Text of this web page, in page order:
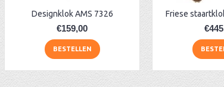
Designklok AMS 7326
€159,00
BESTELLEN
Friese